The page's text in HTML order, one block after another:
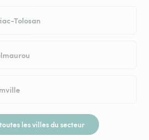
Tolosan
les villes du secteur